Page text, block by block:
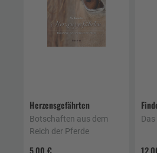
Herzensgefährten
5,00 €
Botschaften aus dem
Reich der Pferde
Das